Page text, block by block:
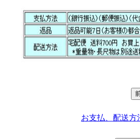
お支払、配送方